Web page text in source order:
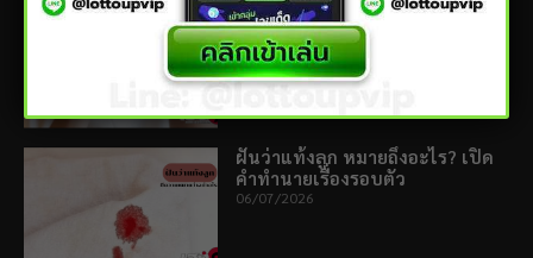
ฝันว่าฟันโยก ดีหรือร้าย? อ่านคำ
ทำนายก่อนพลาดโอกาสสำคัญ
10/07/2026
ฝันว่าแท้งลูก หมายถึงอะไร? เปิด
คำทำนายเรื่องรอบตัว
06/07/2026